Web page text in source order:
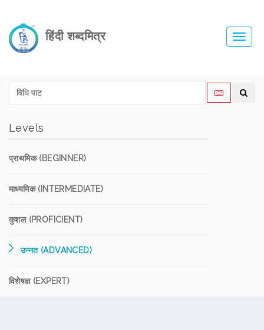
हिंदी शब्दमित्र
Levels
प्राथमिक (BEGINNER)
माध्यमिक (INTERMEDIATE)
कुशल (PROFICIENT)
उन्नत (ADVANCED)
विशेषज्ञ (EXPERT)